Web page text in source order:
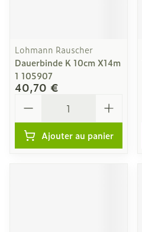
Lohmann Rauscher
Dauerbinde K 10cm X14m
1 105907
40,70 €
Ajouter au panier